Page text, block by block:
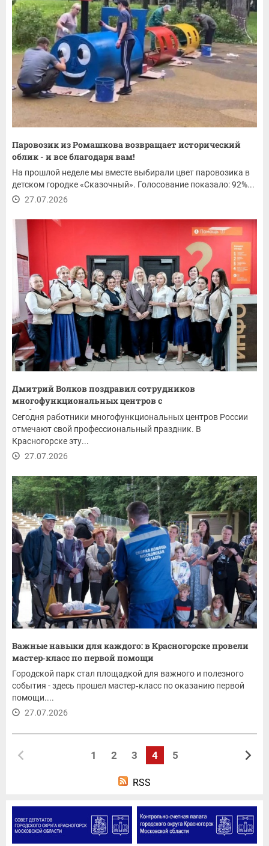
Паровозик из Ромашкова возвращает исторический
облик - и все благодаря вам!
На прошлой неделе мы вместе выбирали цвет паровозика в
детском городке «Сказочный». Голосование показало: 92%...
27.07.2026
Дмитрий Волков поздравил сотрудников
многофункциональных центров с
профессиональным...
Сегодня работники многофункциональных центров России
отмечают свой профессиональный праздник. В
Красногорске эту...
27.07.2026
Важные навыки для каждого: в Красногорске провели
мастер‑класс по первой помощи
Городской парк стал площадкой для важного и полезного
события - здесь прошел мастер‑класс по оказанию первой
помощи....
27.07.2026
1 2 3 4 5
RSS